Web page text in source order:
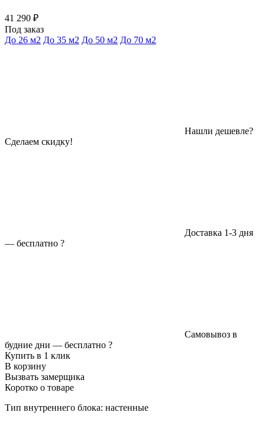
41 290 ₽
Под заказ
До 26 м2 До 35 м2 До 50 м2 До 70 м2
Нашли дешевле?
Сделаем скидку!
Доставка 1-3 дня
— бесплатно ?
Самовывоз в
будние дни — бесплатно ?
Купить в 1 клик
В корзину
Вызвать замерщика
Коротко о товаре
Тип внутреннего блока: настенные